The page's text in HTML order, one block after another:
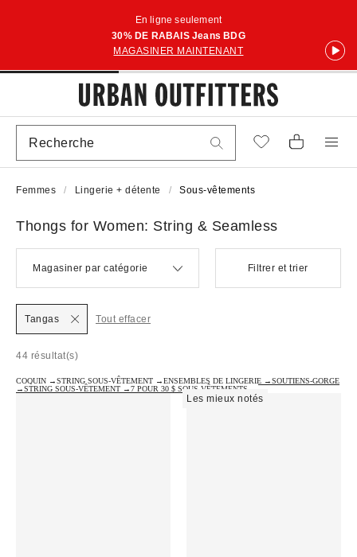
En ligne seulement
30% DE RABAIS Jeans BDG
MAGASINER MAINTENANT
Femmes Lingerie + détente Sous-vêtements
Thongs for Women: String & Seamless
Magasiner par catégorie Filtrer et trier
44 résultat(s)
Tangas Tout effacer
COQUIN →STRING SOUS-VÊTEMENT →ENSEMBLES DE LINGERIE →SOUTIENS-GORGE
→STRING SOUS-VÊTEMENT →7 POUR 30 $ SOUS-VÊTEMENTS →
Les mieux notés